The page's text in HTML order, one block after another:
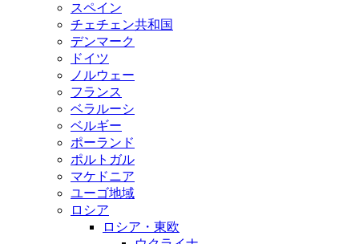
スペイン
チェチェン共和国
デンマーク
ドイツ
ノルウェー
フランス
ベラルーシ
ベルギー
ポーランド
ポルトガル
マケドニア
ユーゴ地域
ロシア
ロシア・東欧